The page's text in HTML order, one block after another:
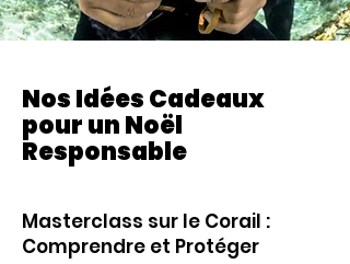
Nos Idées Cadeaux
pour un Noël
Responsable
Masterclass sur le Corail :
Comprendre et Protéger